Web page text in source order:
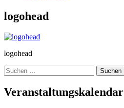
logohead
logohead
Suche
nach:
Veranstaltungskalendar